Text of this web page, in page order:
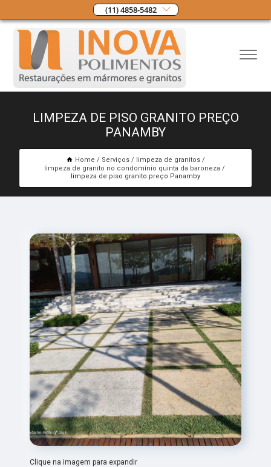
(11) 4858-5482
LIMPEZA DE PISO GRANITO PREÇO
PANAMBY
Home Serviços
limpeza de granitos
limpeza de granito no condomínio quinta da baroneza
limpeza de piso granito preço Panamby
Clique na imagem para expandir